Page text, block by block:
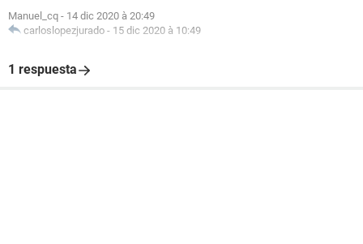
Manuel_cq - 14 dic 2020 à 20:49
carloslopezjurado - 15 dic 2020 à 10:49
1 respuesta